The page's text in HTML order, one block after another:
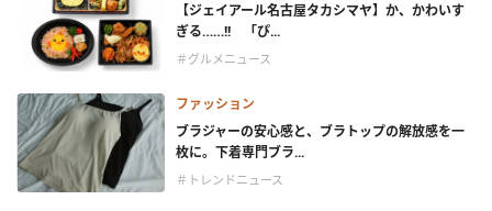
【ジェイアール名古屋タカシマヤ】か、かわいす
ぎる……!! 「ぴ...
＃グルメニュース
ファッション
ブラジャーの安心感と、ブラトップの解放感を一
枚に。下着専門ブラ...
＃トレンドニュース